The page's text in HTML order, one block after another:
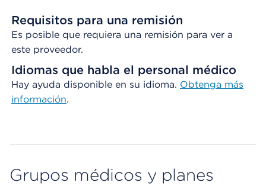
Requisitos para una remisión
Es posible que requiera una remisión para ver a
este proveedor.
Idiomas que habla el personal médico
Hay ayuda disponible en su idioma. Obtenga más
información.
Grupos médicos y planes